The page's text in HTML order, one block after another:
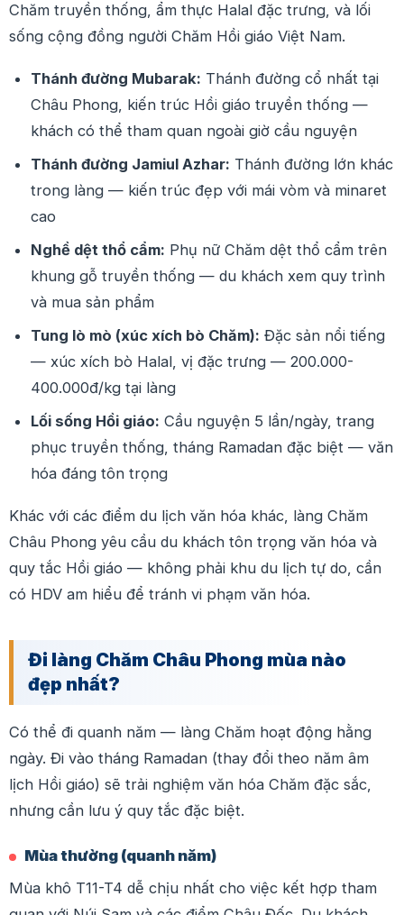
Chăm truyền thống, ẩm thực Halal đặc trưng, và lối
sống cộng đồng người Chăm Hồi giáo Việt Nam.
Thánh đường Mubarak: Thánh đường cổ nhất tại
Châu Phong, kiến trúc Hồi giáo truyền thống —
khách có thể tham quan ngoài giờ cầu nguyện
Thánh đường Jamiul Azhar: Thánh đường lớn khác
trong làng — kiến trúc đẹp với mái vòm và minaret
cao
Nghề dệt thổ cẩm: Phụ nữ Chăm dệt thổ cẩm trên
khung gỗ truyền thống — du khách xem quy trình
và mua sản phẩm
Tung lò mò (xúc xích bò Chăm): Đặc sản nổi tiếng
— xúc xích bò Halal, vị đặc trưng — 200.000-
400.000đ/kg tại làng
Lối sống Hồi giáo: Cầu nguyện 5 lần/ngày, trang
phục truyền thống, tháng Ramadan đặc biệt — văn
hóa đáng tôn trọng
Khác với các điểm du lịch văn hóa khác, làng Chăm
Châu Phong yêu cầu du khách tôn trọng văn hóa và
quy tắc Hồi giáo — không phải khu du lịch tự do, cần
có HDV am hiểu để tránh vi phạm văn hóa.
Đi làng Chăm Châu Phong mùa nào
đẹp nhất?
Có thể đi quanh năm — làng Chăm hoạt động hằng
ngày. Đi vào tháng Ramadan (thay đổi theo năm âm
lịch Hồi giáo) sẽ trải nghiệm văn hóa Chăm đặc sắc,
nhưng cần lưu ý quy tắc đặc biệt.
Mùa thường (quanh năm)
Mùa khô T11-T4 dễ chịu nhất cho việc kết hợp tham